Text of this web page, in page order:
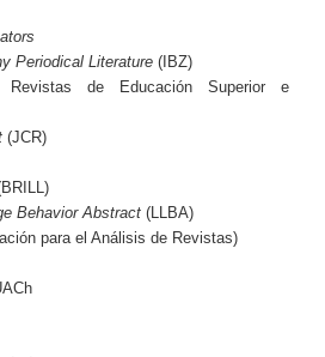
Periodical Literature (IBZ)
de Educación Superior e
(JCR)
Behavior Abstract (LLBA)
para el Análisis de Revistas)